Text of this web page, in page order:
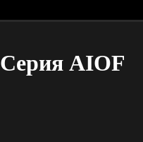
Серия AIOF